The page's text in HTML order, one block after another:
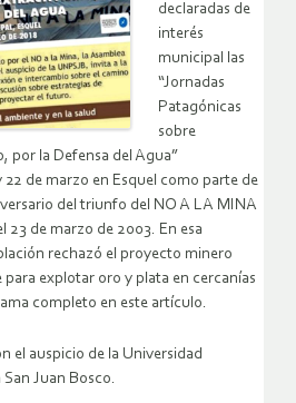
declaradas de
interés
municipal las
“Jornadas
Patagónicas
sobre
por la Defensa del Agua”
22 de marzo en Esquel como parte de
del triunfo del NO A LA MINA
23 de marzo de 2003. En esa
rechazó el proyecto minero
explotar oro y plata en cercanías
completo en este artículo.
el auspicio de la Universidad
Juan Bosco.